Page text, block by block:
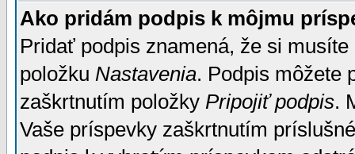
Ako pridám podpis k môjmu
Pridať podpis znamená, že si
položku Nastavenia. Podpis môžete
zaškrtnutím položky Pripojiť podpis.
Vaše príspevky zaškrtnutím